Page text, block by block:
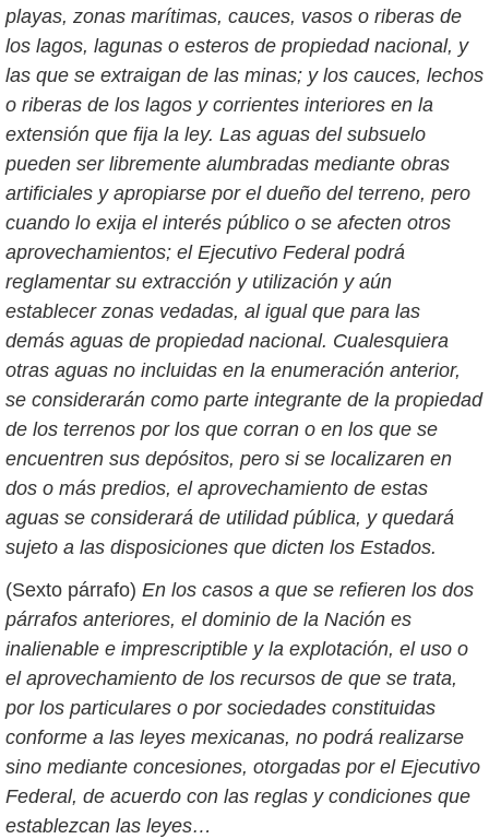
playas, zonas marítimas, cauces, vasos o riberas de
los lagos, lagunas o esteros de propiedad nacional, y
las que se extraigan de las minas; y los cauces, lechos
o riberas de los lagos y corrientes interiores en la
extensión que fija la ley. Las aguas del subsuelo
pueden ser libremente alumbradas mediante obras
artificiales y apropiarse por el dueño del terreno, pero
cuando lo exija el interés público o se afecten otros
aprovechamientos; el Ejecutivo Federal podrá
reglamentar su extracción y utilización y aún
establecer zonas vedadas, al igual que para las
demás aguas de propiedad nacional. Cualesquiera
otras aguas no incluidas en la enumeración anterior,
se considerarán como parte integrante de la propiedad
de los terrenos por los que corran o en los que se
encuentren sus depósitos, pero si se localizaren en
dos o más predios, el aprovechamiento de estas
aguas se considerará de utilidad pública, y quedará
sujeto a las disposiciones que dicten los Estados.
(Sexto párrafo) En los casos a que se refieren los dos
párrafos anteriores, el dominio de la Nación es
inalienable e imprescriptible y la explotación, el uso o
el aprovechamiento de los recursos de que se trata,
por los particulares o por sociedades constituidas
conforme a las leyes mexicanas, no podrá realizarse
sino mediante concesiones, otorgadas por el Ejecutivo
Federal, de acuerdo con las reglas y condiciones que
establezcan las leyes…